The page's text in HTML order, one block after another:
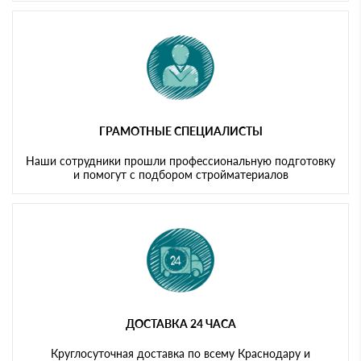
ГРАМОТНЫЕ СПЕЦИАЛИСТЫ
Наши сотрудники прошли профессиональную подготовку
и помогут с подбором стройматериалов
ДОСТАВКА 24 ЧАСА
Круглосуточная доставка по всему Краснодару и